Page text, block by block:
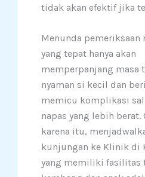
tidak akan efektif jika
Menunda pemeriksaan
yang tepat hanya akan
memperpanjang masa
nyaman si kecil dan
memicu komplikasi
napas yang lebih berat.
karena itu,
kunjungan ke Klinik di
yang memiliki fasilitas